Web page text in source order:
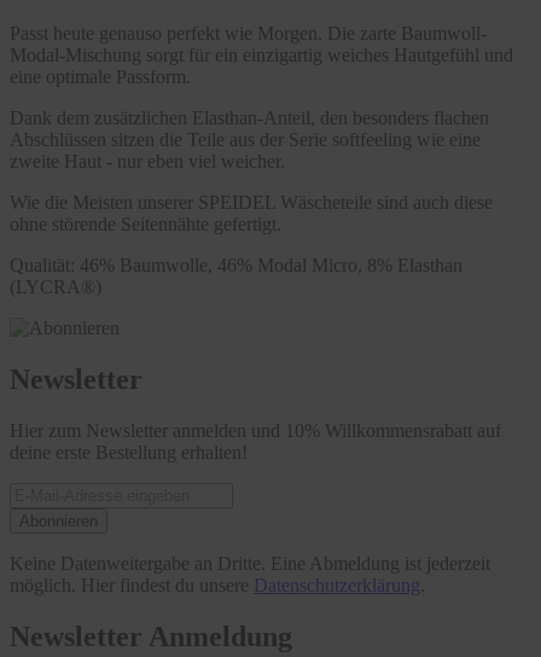
Passt heute genauso perfekt wie Morgen. Die zarte Baumwoll-
Modal-Mischung sorgt für ein einzigartig weiches Hautgefühl und
eine optimale Passform.
Dank dem zusätzlichen Elasthan-Anteil, den besonders flachen
Abschlüssen sitzen die Teile aus der Serie softfeeling wie eine
zweite Haut - nur eben viel weicher.
Wie die Meisten unserer SPEIDEL Wäscheteile sind auch diese
ohne störende Seitennähte gefertigt.
Qualität: 46% Baumwolle, 46% Modal Micro, 8% Elasthan
(LYCRA®)
Newsletter
Hier zum Newsletter anmelden und 10% Willkommensrabatt auf
deine erste Bestellung erhalten!
Abonnieren
Keine Datenweitergabe an Dritte. Eine Abmeldung ist jederzeit
möglich. Hier findest du unsere Datenschutzerklärung
Newsletter Anmeldung